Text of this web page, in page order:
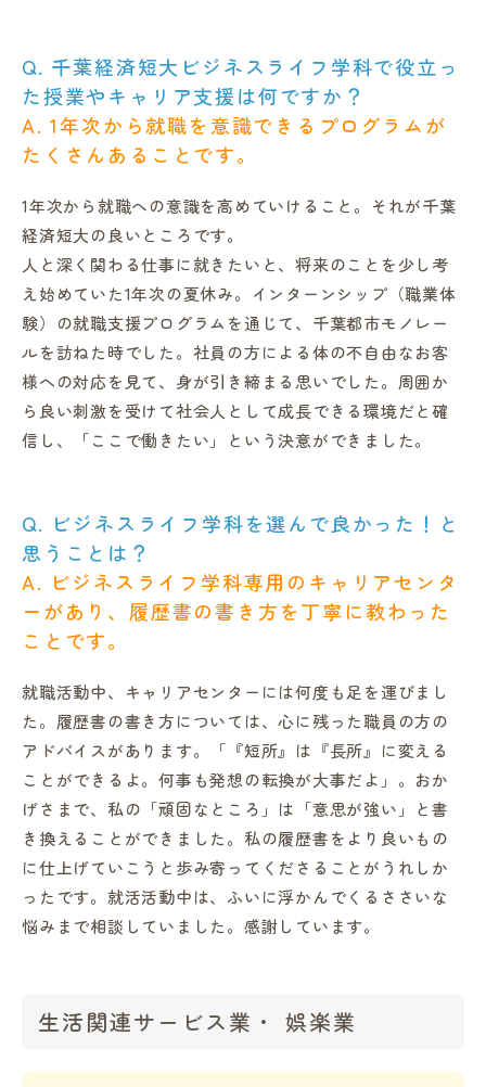
Q. 千葉経済短大ビジネスライフ学科で役立っ
た授業やキャリア支援は何ですか？
A. 1年次から就職を意識できるプログラムが
たくさんあることです。
1年次から就職への意識を高めていけること。それが千葉
経済短大の良いところです。
人と深く関わる仕事に就きたいと、将来のことを少し考
え始めていた1年次の夏休み。インターンシップ（職業体
験）の就職支援プログラムを通じて、千葉都市モノレー
ルを訪ねた時でした。社員の方による体の不自由なお客
様への対応を見て、身が引き締まる思いでした。周囲か
ら良い刺激を受けて社会人として成長できる環境だと確
信し、「ここで働きたい」という決意ができました。
Q. ビジネスライフ学科を選んで良かった！と
思うことは？
A. ビジネスライフ学科専用のキャリアセンタ
ーがあり、 履歴書の書き方を丁寧に教わった
ことです。
就職活動中、キャリアセンターには何度も足を運びまし
た。履歴書の書き方については、心に残った職員の方の
アドバイスがあります。「『短所』は『長所』に変える
ことができるよ。何事も発想の転換が大事だよ」。おか
げさまで、私の「頑固なところ」は「意思が強い」と書
き換えることができました。私の履歴書をより良いもの
に仕上げていこうと歩み寄ってくださることがうれしか
ったです。就活活動中は、ふいに浮かんでくるささいな
悩みまで相談していました。感謝しています。
生活関連サービス業・ 娯楽業